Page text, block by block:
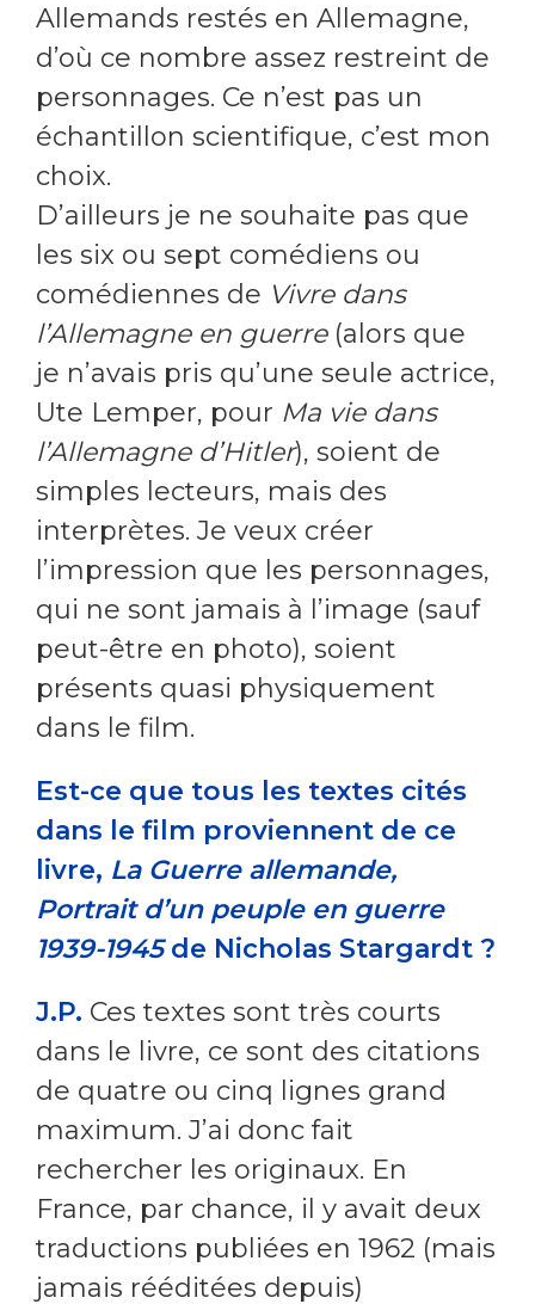
Allemands restés en Allemagne,
d’où ce nombre assez restreint de
personnages. Ce n’est pas un
échantillon scientifique, c’est mon
choix.
D’ailleurs je ne souhaite pas que
les six ou sept comédiens ou
comédiennes de Vivre dans
l’Allemagne en guerre(alors que
je n’avais pris qu’une seule actrice,
Ute Lemper, pour Ma vie dans
l’Allemagne d’Hitler), soient de
simples lecteurs, mais des
interprètes. Je veux créer
l’impression que les personnages,
qui ne sont jamais à l’image (sauf
peut-être en photo), soient
présents quasi physiquement
dans le film.
Est-ce que tous les textes cités
dans le film proviennent de ce
livre, La Guerre allemande,
Portrait d’un peuple en guerre
1939-1945de Nicholas Stargardt ?
J.P. Ces textes sont très courts
dans le livre, ce sont des citations
de quatre ou cinq lignes grand
maximum. J’ai donc fait
rechercher les originaux. En
France, par chance, il y avait deux
traductions publiées en 1962 (mais
jamais rééditées depuis)